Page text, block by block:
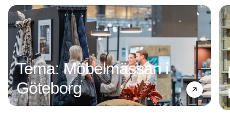
Tema: Möbelmässan i
Göteborg